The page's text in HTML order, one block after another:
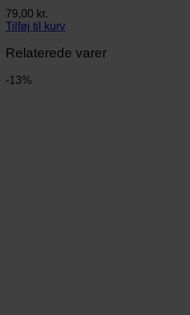
79,00 kr.
Tilføj til kurv
Relaterede varer
-13%